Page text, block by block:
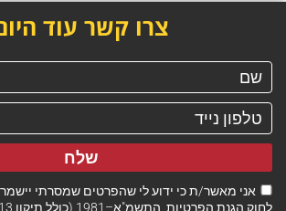
צרו קשר עוד
אני מאשר/ת כי ידוע לי שהפרטים שמסרתי
לחוק הגנת הפרטיות, התשמ"א–1981 (כולל תיקון 13), ובהתאם ל
שלח